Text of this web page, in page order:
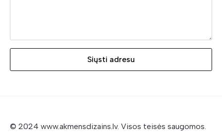
Siųsti adresu
© 2024 www.akmensdizains.lv. Visos teisės saugomos.